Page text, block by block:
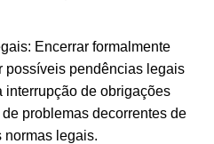
Encerrar formalmente
possíveis pendências legais
interrupção de obrigações
problemas decorrentes de
normas legais.